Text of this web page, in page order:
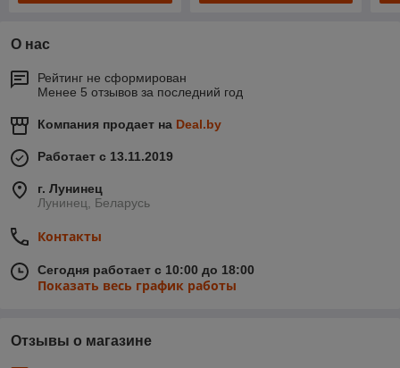
О нас
Рейтинг не сформирован
Менее 5 отзывов за последний год
Компания продает на Deal.by
Работает с 13.11.2019
г. Лунинец
Лунинец, Беларусь
Контакты
Сегодня работает с 10:00 до 18:00
Показать весь график работы
Отзывы о магазине